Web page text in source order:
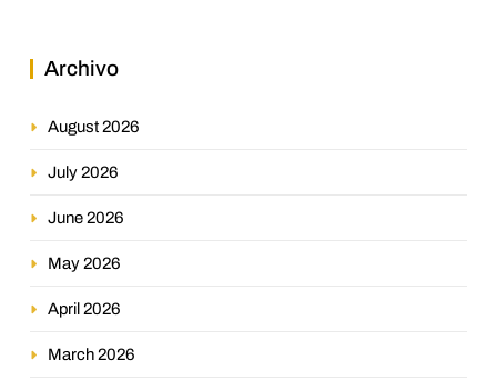
Archivo
August 2026
July 2026
June 2026
May 2026
April 2026
March 2026